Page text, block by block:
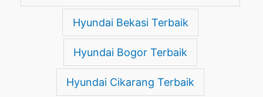
Hyundai Bekasi Terbaik
Hyundai Bogor Terbaik
Hyundai Cikarang Terbaik